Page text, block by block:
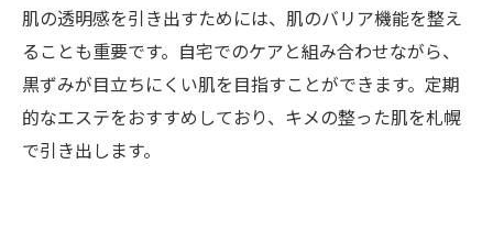
肌の透明感を引き出すためには、肌のバリア機能を整え
ることも重要です。自宅でのケアと組み合わせながら、
黒ずみが目立ちにくい肌を目指すことができます。定期
的なエステをおすすめしており、キメの整った肌を札幌
で引き出します。